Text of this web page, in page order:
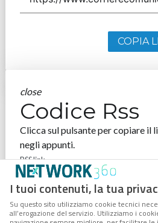
I tuoi contenuti, la tua
Su questo sito utilizziamo cookie tecnici
all’erogazione del servizio. Utilizziamo i
COPIA
close
Codice Rss
Clicca sul pulsante per copiare il
negli appunti.
RSS link